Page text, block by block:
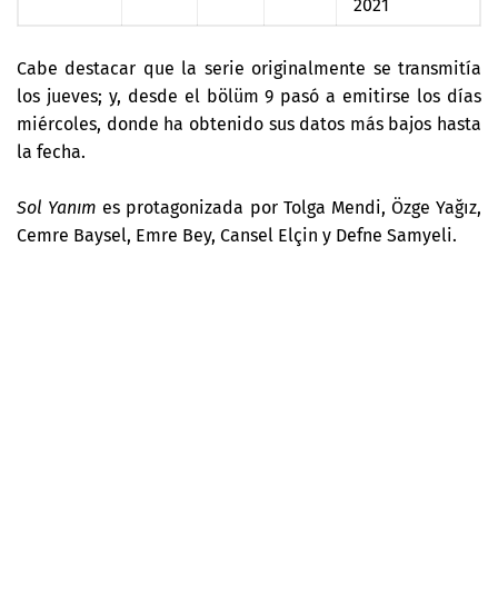
2021
Cabe destacar que la serie originalmente se transmitía
los jueves; y, desde el bölüm 9 pasó a emitirse los días
miércoles, donde ha obtenido sus datos más bajos hasta
la fecha.
Sol Yanım es protagonizada por Tolga Mendi, Özge Yağız,
Cemre Baysel, Emre Bey, Cansel Elçin y Defne Samyeli.